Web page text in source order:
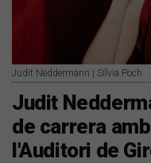
Judit Neddermann | Sílvia Poch
Judit
de carrera
l'Auditori de